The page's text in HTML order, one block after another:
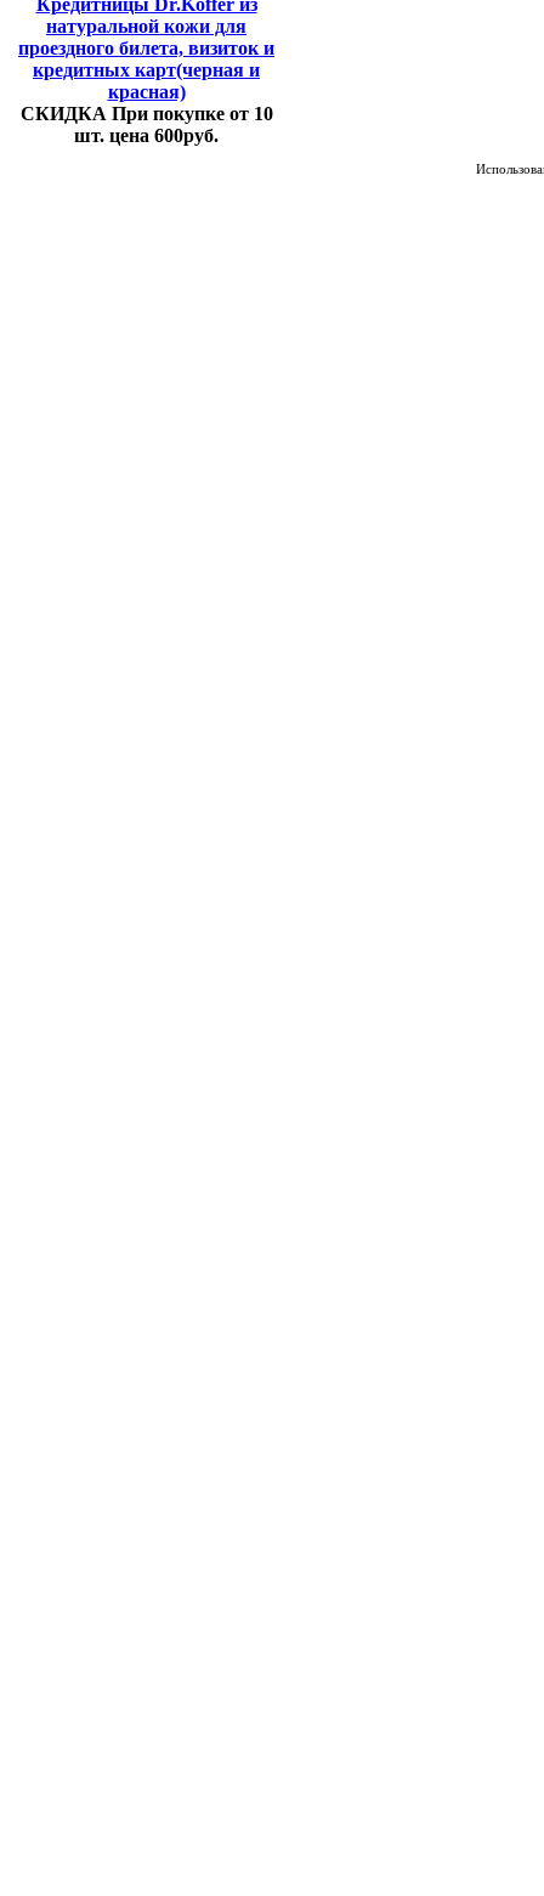
Кредитницы Dr.Koffer из
натуральной кожи для
проездного билета, визиток и
кредитных карт(черная и
красная)
СКИДКА При покупке от 10
шт. цена 600руб.